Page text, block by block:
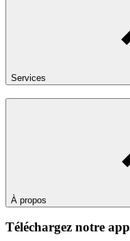
Services
À propos
Téléchargez notre app